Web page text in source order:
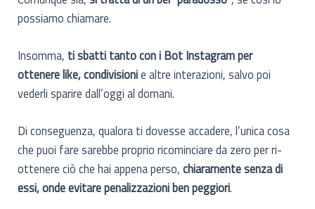
possiamo chiamare.
Insomma, ti sbatti tanto con i Bot Instagram per
ottenere like, condivisionie altre interazioni, salvo poi
vederli sparire dall’oggi al domani.
Di conseguenza, qualora ti dovesse accadere, l’unica cosa
che puoi fare sarebbe proprio ricominciare da zero per ri-
ottenere ciò che hai appena perso,chiaramente senza di
essi, onde evitare penalizzazioni ben peggiori.